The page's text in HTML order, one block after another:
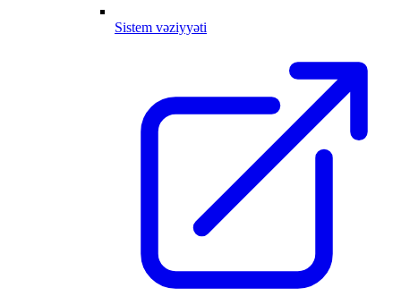
Sistem vəziyyəti